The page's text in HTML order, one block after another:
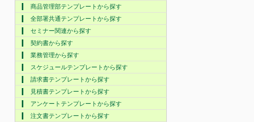
商品管理部テンプレートから探す
全部署共通テンプレートから探す
セミナー関連から探す
契約書から探す
業務管理から探す
スケジュールテンプレートから探す
請求書テンプレートから探す
見積書テンプレートから探す
アンケートテンプレートから探す
注文書テンプレートから探す